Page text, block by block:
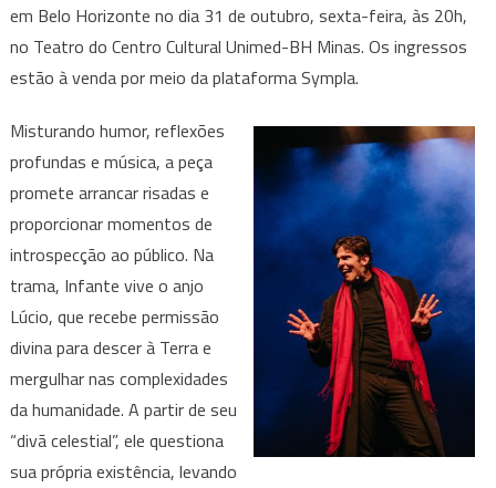
em Belo Horizonte no dia 31 de outubro, sexta-feira, às 20h,
no Teatro do Centro Cultural Unimed-BH Minas. Os ingressos
estão à venda por meio da plataforma Sympla.
Misturando humor, reflexões
profundas e música, a peça
promete arrancar risadas e
proporcionar momentos de
introspecção ao público. Na
trama, Infante vive o anjo
Lúcio, que recebe permissão
divina para descer à Terra e
mergulhar nas complexidades
da humanidade. A partir de seu
“divã celestial”, ele questiona
sua própria existência, levando